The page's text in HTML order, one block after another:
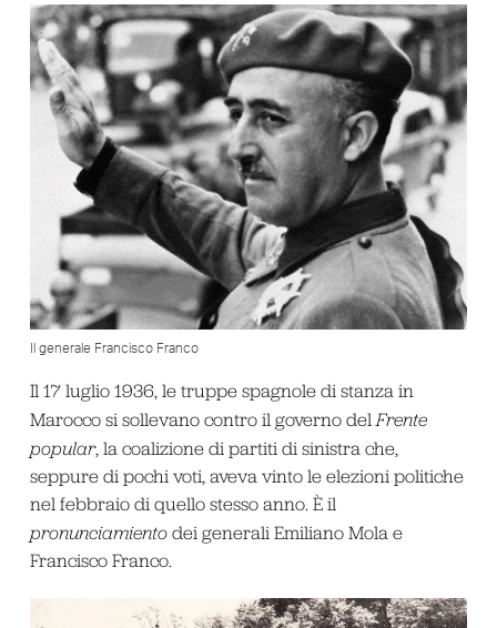
Il generale Francisco Franco
Il 17 luglio 1936, le truppe spagnole di stanza in
Marocco si sollevano contro il governo delFrente
popular, la coalizione di partiti di sinistra che,
seppure di pochi voti, aveva vinto le elezioni politiche
nel febbraio di quello stesso anno. È il
pronunciamiento dei generali Emiliano Mola e
Francisco Franco.